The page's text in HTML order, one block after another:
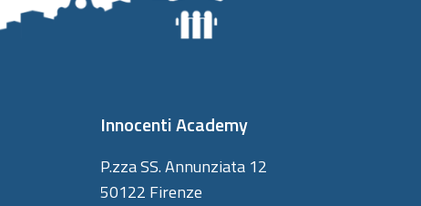
Innocenti Academy
P.zza SS. Annunziata 12
50122 Firenze